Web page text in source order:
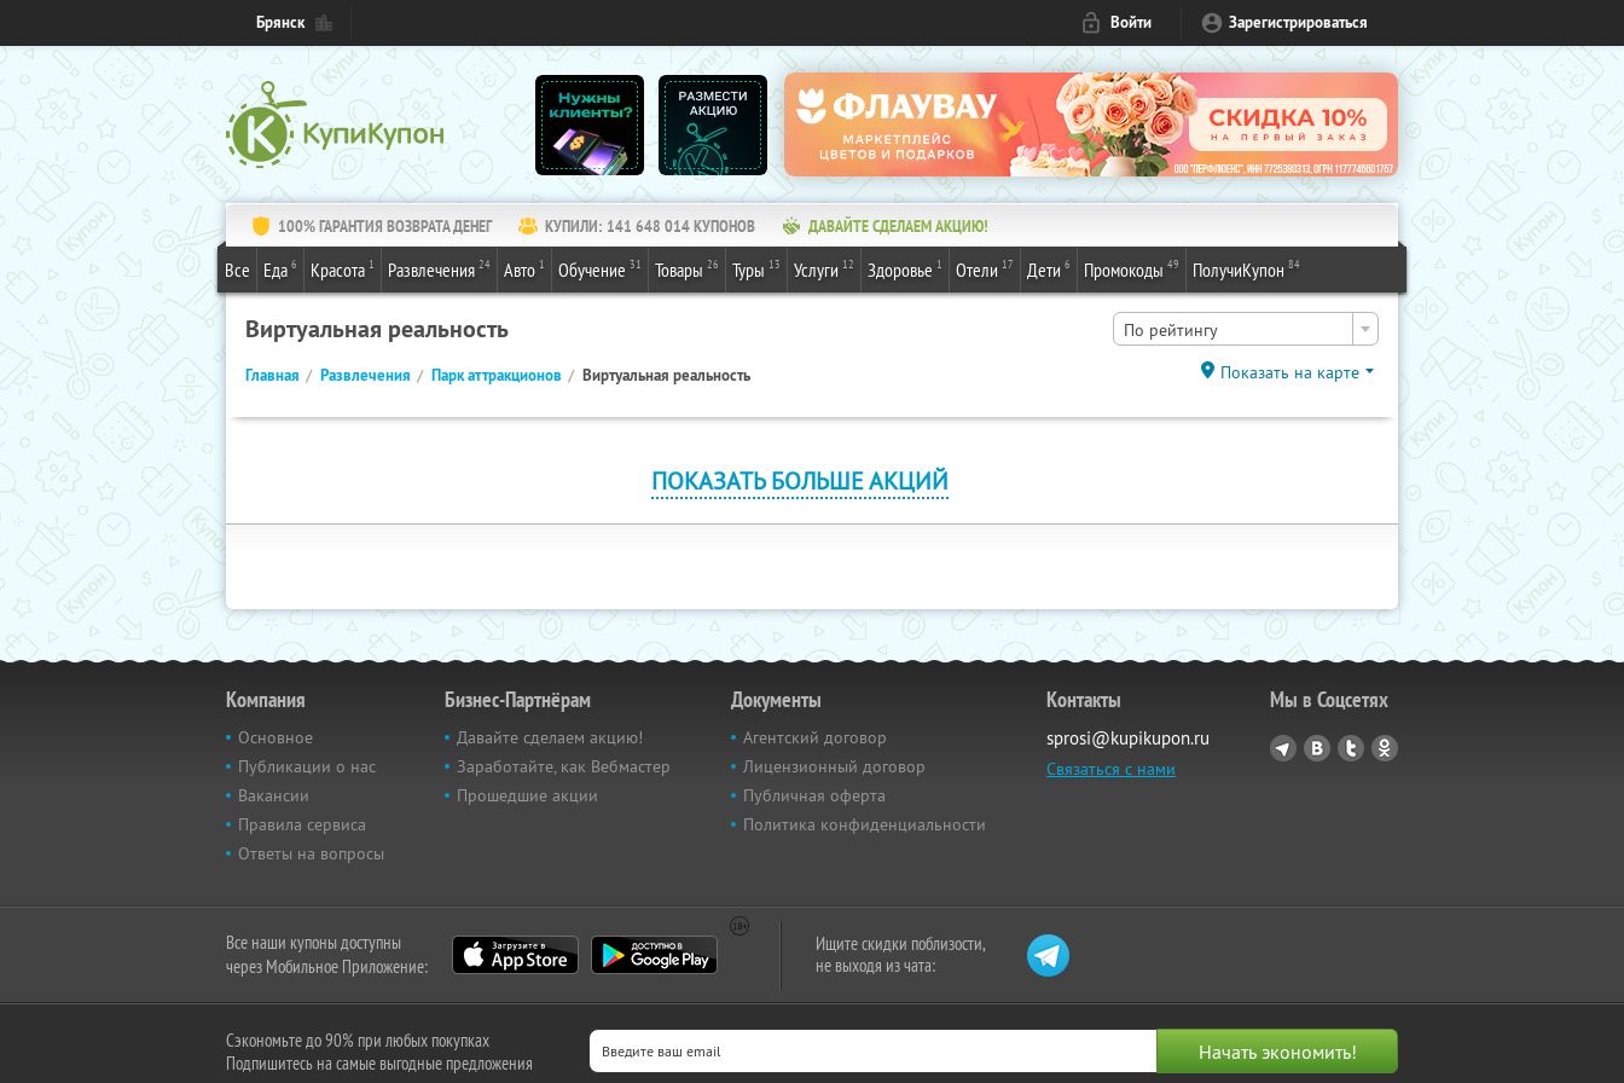
Брянск Войти Зарегистрироваться
100% ГАРАНТИЯ ВОЗВРАТА ДЕНЕГ КУПИЛИ: 141 648 014КУПОНОВ ДАВАЙТЕ СДЕЛАЕМ АКЦИЮ!
Все Еда 6 Красота 1 Развлечения 24 Авто 1 Обучение 31 Товары 26 Туры 13 Услуги 12 Здоровье 1 Отели 17 Дети 6 Промокоды 49 ПолучиКупон 84
Виртуальная реальность По рейтингу
Главная Развлечения Парк аттракционов Виртуальная реальность Показать на карте
ПОКАЗАТЬ БОЛЬШЕ АКЦИЙ
Компания
Основное
Публикации о нас
Вакансии
Правила сервиса
Ответы на вопросы
Бизнес-Партнёрам
Давайте сделаем акцию!
Заработайте, как Вебмастер
Прошедшие акции
Документы
Агентский договор
Лицензионный договор
Публичная оферта
Политика конфиденциальности
Контакты
sprosi@kupikupon.ru
Связаться с нами
Мы в Соцсетях
Все наши купоны доступны
через Мобильное Приложение:
Ищите скидки поблизости,
не выходя из чата:
Сэкономьте до 90% при любых покупках
Подпишитесь на самые выгодные предложения